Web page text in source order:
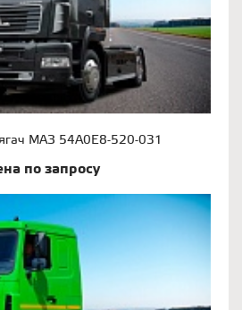
МАЗ 54А0Е8-520-031
по запросу